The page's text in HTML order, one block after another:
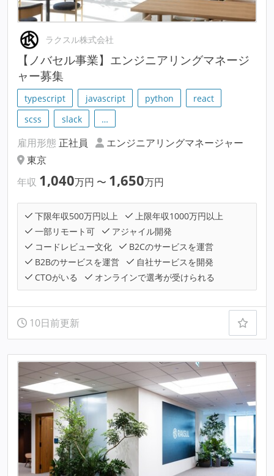
ラクスル株式会社
【ノバセル事業】エンジニアリングマネージ
ャー募集
typescript javascript python
react
scss
slack …
雇用形態 正社員
エンジニアリングマネージャー
東京
年収 1,040万円 〜 1,650万円
下限年収500万円以上
上限年収1000万円以上
一部リモート可
アジャイル開発
コードレビュー文化
B2Cのサービスを運営
B2Bのサービスを運営
自社サービスを開発
CTOがいる
オンラインで選考が受けられる
10日前更新